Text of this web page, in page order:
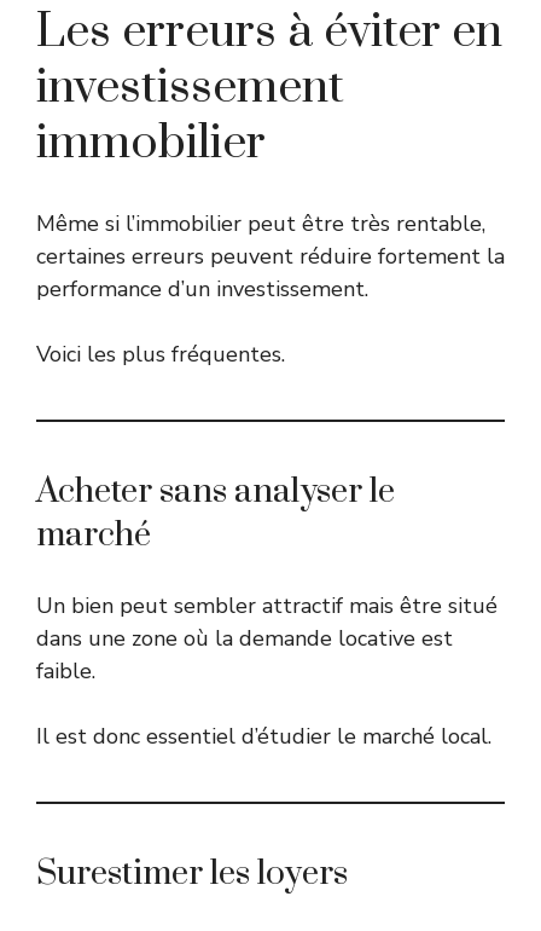
Les erreurs à éviter en
investissement
immobilier
Même si l’immobilier peut être très rentable,
certaines erreurs peuvent réduire fortement la
performance d’un investissement.
Voici les plus fréquentes.
Acheter sans analyser le
marché
Un bien peut sembler attractif mais être situé
dans une zone où la demande locative est
faible.
Il est donc essentiel d’étudier le marché local.
Surestimer les loyers